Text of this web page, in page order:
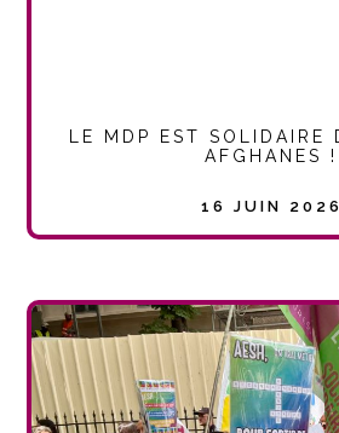
LE MDP EST SOLIDAIRE
AFGHANES !
16 JUIN 2026